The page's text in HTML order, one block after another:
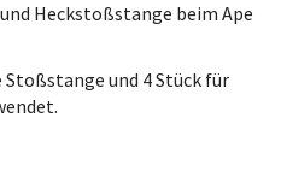
Heckstoßstange beim Ape
und 4 Stück für